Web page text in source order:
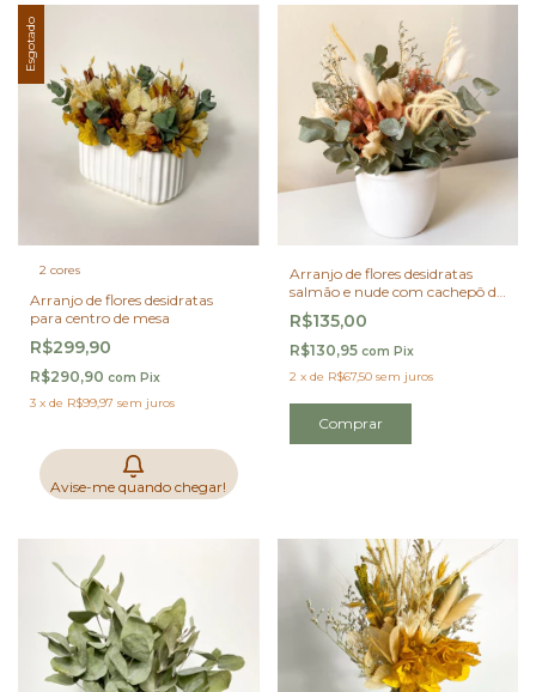
Esgotado
2 cores
Arranjo de flores desidratas
para centro de mesa
R$299,90
R$290,90 com Pix
3 x de R$99,97 sem juros
Avise-me quando chegar!
Arranjo de flores desidratas
salmão e nude com cachepô de
cerâmica branco
R$135,00
R$130,95 com Pix
2 x de R$67,50 sem juros